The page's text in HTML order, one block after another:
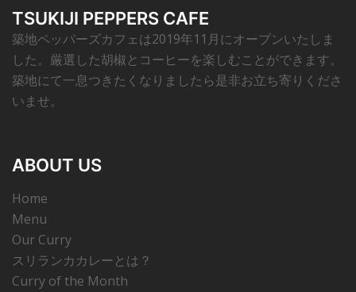
TSUKIJI PEPPERS CAFE
築地ペッパーズカフェは2019年11月にオープンいたしま
した。厳選した胡椒とコーヒーを楽しむことができます。
築地にて一息つきたくなりましたら是非お立ち寄りくださ
いませ。
ABOUT US
Home
Menu
Our Curry
スリランカカレーとは？
Curry of the Month